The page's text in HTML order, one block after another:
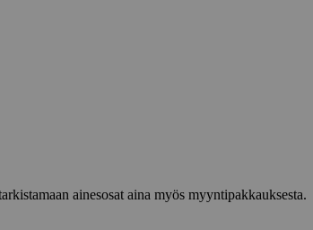
ainesosat aina myös myyntipakkauksesta.